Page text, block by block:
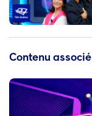
Contenu associé